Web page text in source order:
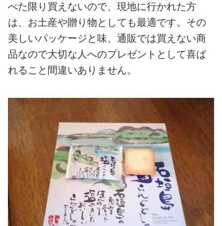
べた限り買えないので、現地に行かれた方
は、お土産や贈り物としても最適です。その
美しいパッケージと味、通販では買えない商
品なので大切な人へのプレゼントとして喜ば
れること間違いありません。